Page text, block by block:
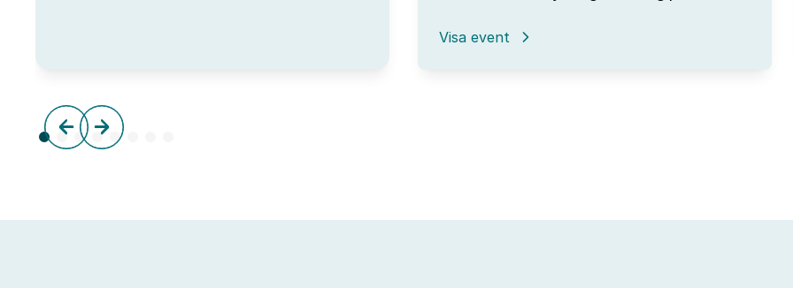
Visa event
: